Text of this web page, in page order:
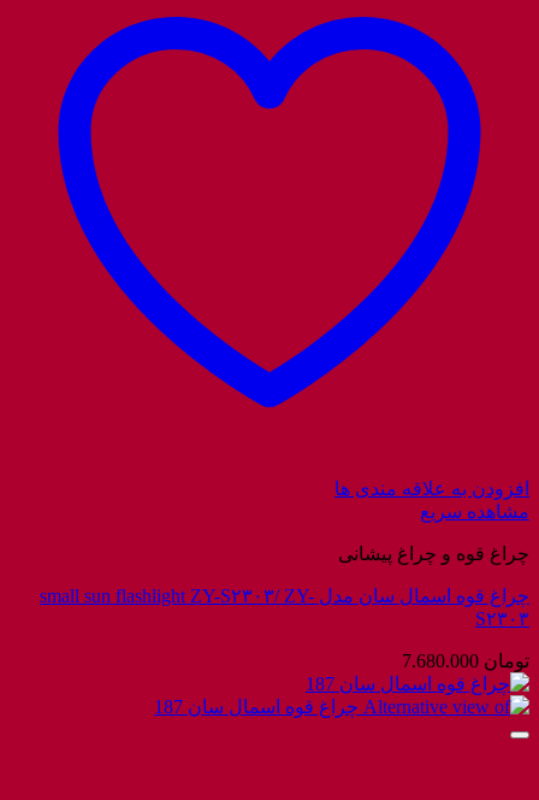
افزودن به علاقه مندی ها
مشاهده سریع
چراغ قوه و چراغ پیشانی
چراغ قوه اسمال سان مدل small sun flashlight ZY-S۲۳۰۳/ ZY-
S۲۳۰۳
تومان